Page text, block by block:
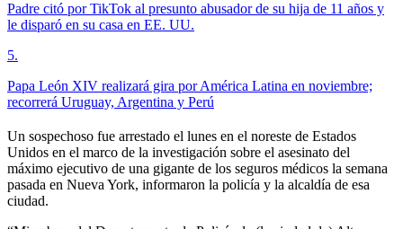
Padre citó por TikTok al presunto abusador de su hija de 11 años y
le disparó en su casa en EE. UU.
5.
Papa León XIV realizará gira por América Latina en noviembre;
recorrerá Uruguay, Argentina y Perú
Un sospechoso fue arrestado el lunes en el noreste de Estados
Unidos en el marco de la investigación sobre el asesinato del
máximo ejecutivo de una gigante de los seguros médicos la semana
pasada en Nueva York, informaron la policía y la alcaldía de esa
ciudad.